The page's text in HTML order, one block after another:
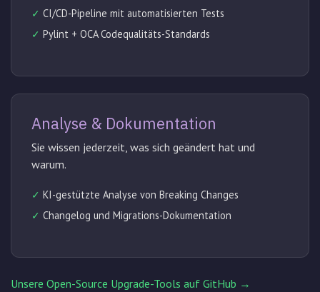
✓ CI/CD-Pipeline mit automatisierten Tests
✓ Pylint + OCA Codequalitäts-Standards
Analyse & Dokumentation
Sie wissen jederzeit, was sich geändert hat und
warum.
✓ KI-gestützte Analyse von Breaking Changes
✓ Changelog und Migrations-Dokumentation
Unsere Open-Source Upgrade-Tools auf GitHub →